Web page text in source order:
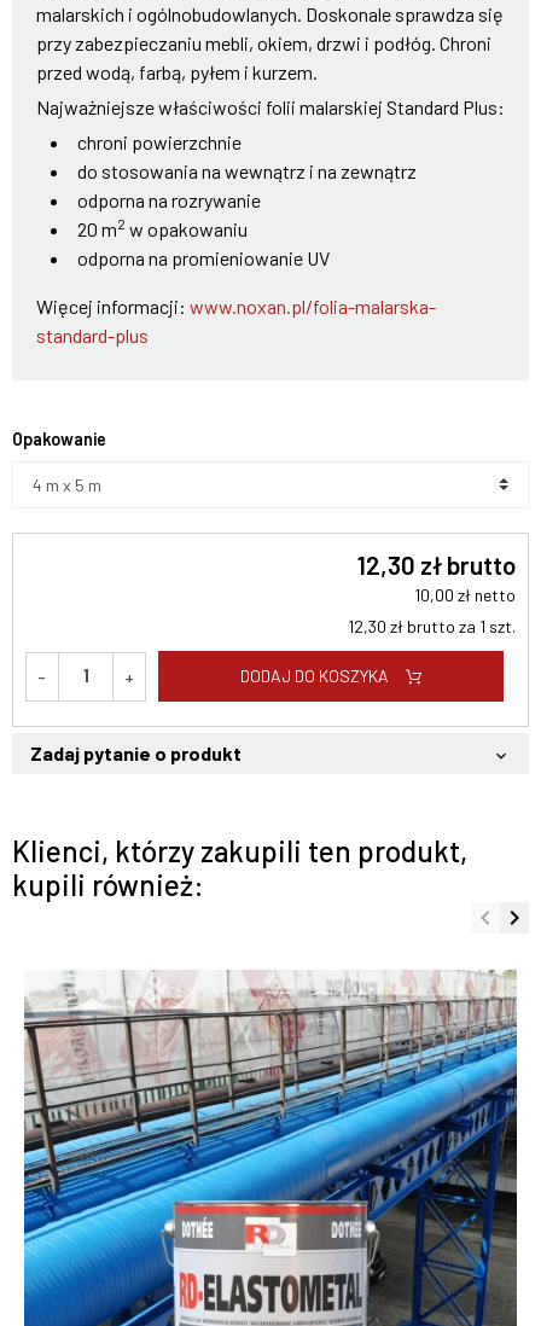
malarskich i ogólnobudowlanych. Doskonale sprawdza się
przy zabezpieczaniu mebli, okiem, drzwi i podłóg. Chroni
przed wodą, farbą, pyłem i kurzem.
Najważniejsze właściwości folii malarskiej Standard Plus:
chroni powierzchnie
do stosowania na wewnątrz i na zewnątrz
odporna na rozrywanie
20 m2 w opakowaniu
odporna na promieniowanie UV
Więcej informacji: www.noxan.pl/folia-malarska-
standard-plus
Opakowanie
12,30 zł brutto
10,00 zł netto
12,30 zł brutto za 1 szt.
- + DODAJ DO KOSZYKA
keyboard_arrow_down
Zadaj pytanie o produkt
Klienci, którzy zakupili ten produkt,
kupili również:
keyboard_arrow_left keyboard_arrow_right